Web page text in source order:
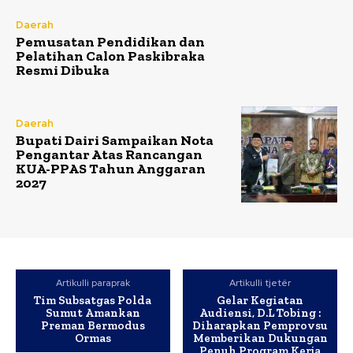
Daerah
Pemusatan Pendidikan dan
Pelatihan Calon Paskibraka
Resmi Dibuka
Daerah
Bupati Dairi Sampaikan Nota
Pengantar Atas Rancangan
KUA-PPAS Tahun Anggaran
2027
Artikulli paraprak
Tim Subsatgas Polda
Sumut Amankan
Preman Bermodus
Ormas
Artikulli tjetër
Gelar Kegiatan
Audiensi, D.L Tobing :
Diharapkan Pemprovsu
Memberikan Dukungan